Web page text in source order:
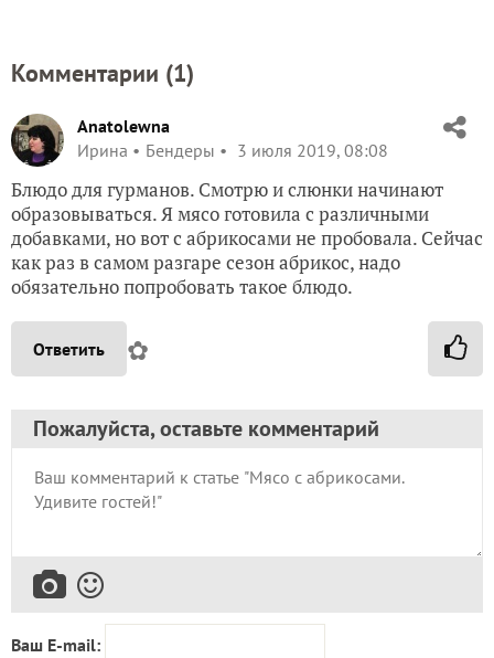
Комментарии (1)
Anatolewna
Ирина
Бендеры 3 июля 2019, 08:08
Блюдо для гурманов. Смотрю и слюнки начинают
образовываться. Я мясо готовила с различными
добавками, но вот с абрикосами не пробовала. Сейчас
как раз в самом разгаре сезон абрикос, надо
обязательно попробовать такое блюдо.
Ответить ✿
Пожалуйста, оставьте комментарий
Ваш E-mail: